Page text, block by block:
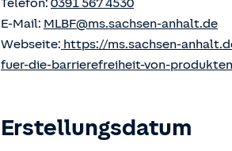
Telefon: 0391 567 4530
E-Mail: MLBF@ms.sachsen-anhalt.de
Webseite: https://ms.sachsen-
fuer-die-barrierefreiheit-von-
Erstellungsdatum